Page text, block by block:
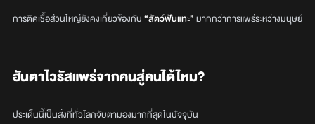
การติดเชื้อส่วนใหญ่ยังคงเกี่ยวข้องกับ“สัตว์ฟันแทะ”มากกว่าการแพร่ระหว่างมนุษย์
ฮันตาไวรัสแพร่จากคนสู่คนได้ไหม?
ประเด็นนี้เป็นสิ่งที่ทั่วโลกจับตามองมากที่สุดในปัจจุบัน